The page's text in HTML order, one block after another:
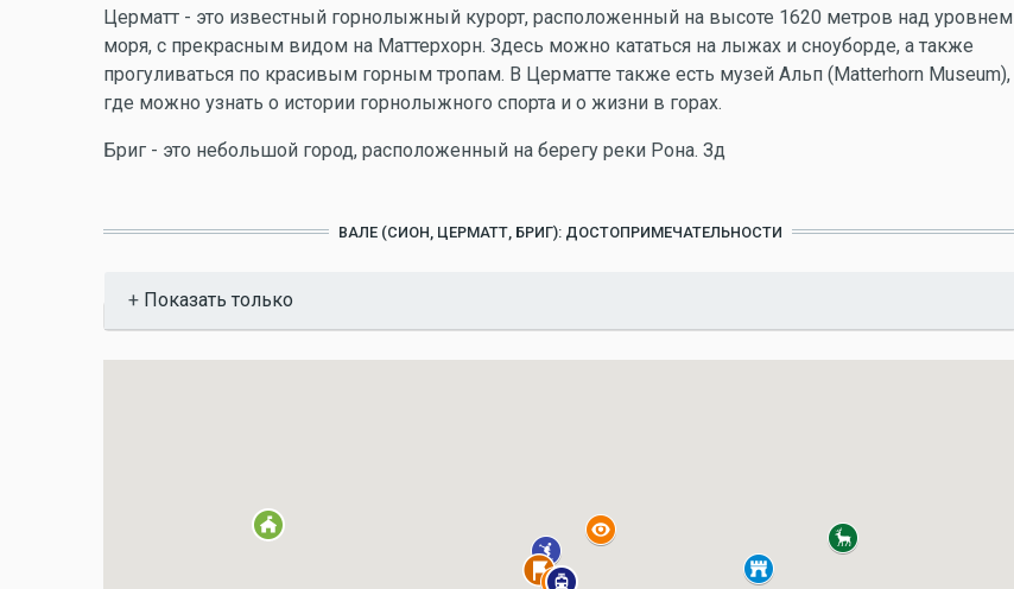
Церматт - это известный горнолыжный курорт, расположенный на высоте 1620 метров над уровнем
моря, с прекрасным видом на Маттерхорн. Здесь можно кататься на лыжах и сноуборде, а также
прогуливаться по красивым горным тропам. В Церматте также есть музей Альп (Matterhorn Museum),
где можно узнать о истории горнолыжного спорта и о жизни в горах.
Бриг - это небольшой город, расположенный на берегу реки Рона. Зд
ВАЛЕ (СИОН, ЦЕРМАТТ, БРИГ): ДОСТОПРИМЕЧАТЕЛЬНОСТИ
Показать
Показать только